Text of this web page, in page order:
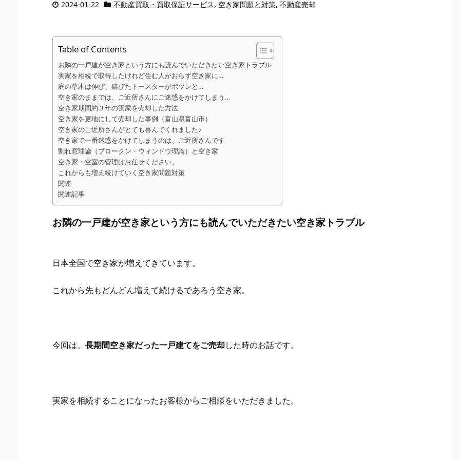
2024-01-22 不動産買取・買取保証サービス, 空き家問題と対策, 不動産売却
Table of Contents
お隣の一戸建が空き家という方にも読んでいただきたい空き家トラブル
実家を相続で取得したけれど住む人がおらず空き家に…
庭の草木は伸び、錆びたトースターがポツンと…
空き家のままでは、ご近所さんにご迷惑をかけてしまう…
空き家期間約３年の実家を売却した方法
空き家を更地にして売却した事例（富山県富山市）
空き家のご近所さんがとても喜んでくれました♪
空き家で一番迷惑をかけてしまうのは、ご近所さんです
割れ窓理論（ブロークン・ウィンドウ理論）と空き家
空き家・空室の管理はお任せください。
これからも増え続けていく空き家問題対策
関連
関連記事
お隣の一戸建が空き家という方にも読んでいただきたい空き家トラブル
日本全国で空き家が増えてきています。
これから先もどんどん増えて続けるであろう空き家。
今回は、 長期間空き家だった一戸建てをご売却した時のお話です。
実家を相続することになったお客様からご相談をいただきました。